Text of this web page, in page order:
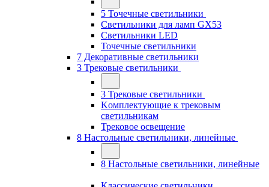
5 Точечные светильники
Светильники для ламп GХ53
Cветильники LED
Точечные светильники
7 Декоративные светильники
3 Трековые светильники
3 Трековые светильники
Kомплектующие к трековым
светильникам
Трековое освещение
8 Настольные светильники, линейные
8 Настольные светильники, линейные